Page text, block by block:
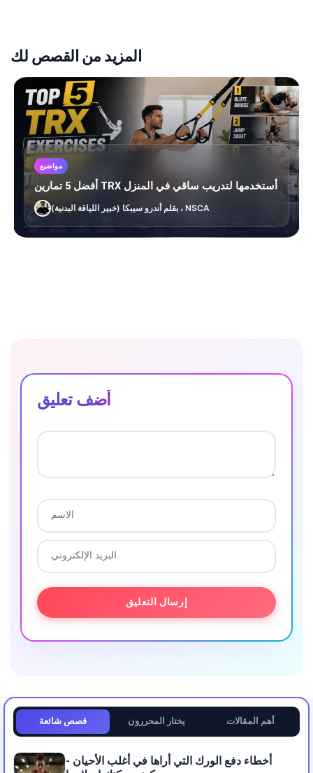
المزيد من القصص لك
مواضيع
أفضل 5 تمارين TRX أستخدمها لتدريب ساقي في المنزل
بقلم أندرو سيبكا (خبير اللياقة البدنية) ، NSCA
أضف تعليق
قصص شائعة يختار المحررون أهم المقالات
أخطاء دفع الورك التي أراها في أغلب الأحيان -